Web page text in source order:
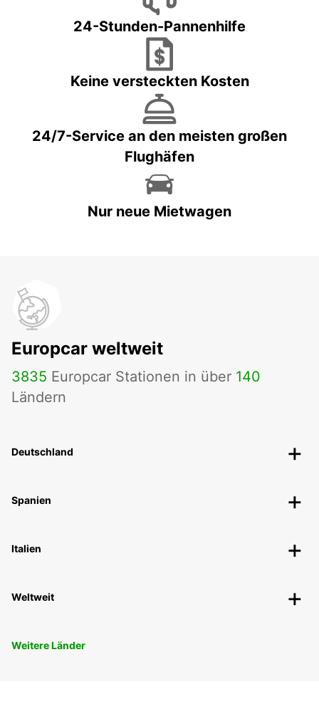
24-Stunden-Pannenhilfe
Keine versteckten Kosten
24/7-Service an den meisten großen
Flughäfen
Nur neue Mietwagen
Europcar weltweit
3835 Europcar Stationen in über 140
Ländern
Deutschland
Spanien
Italien
Weltweit
Weitere Länder